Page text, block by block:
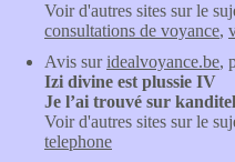
Voir d'autres sites sur le
consultations de voyance,
Avis suridealvoyance.be,
Izi divine est plussie IV
Je l’ai trouvé sur kanditel
Voir d'autres sites sur le
telephone